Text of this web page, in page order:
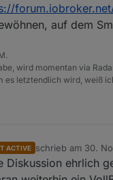
abend schon im Bett
das war in vielen
liest (oder versteht) die
ein Beispiel. Davon
hierzu:ZITAT ->
auf dem
wird momentan via
es letztendlich wird, weiß
ACTIVE schrieb am 30.
zuletzt editiert von
Diskussion ehrlich